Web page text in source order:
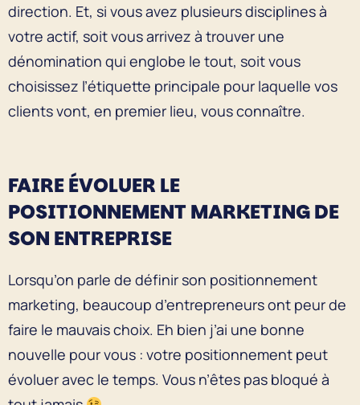
direction. Et, si vous avez plusieurs disciplines à
votre actif, soit vous arrivez à trouver une
dénomination qui englobe le tout, soit vous
choisissez l’étiquette principale pour laquelle vos
clients vont, en premier lieu, vous connaître.
FAIRE ÉVOLUER LE
POSITIONNEMENT MARKETING DE
SON ENTREPRISE
Lorsqu’on parle de définir son positionnement
marketing, beaucoup d’entrepreneurs ont peur de
faire le mauvais choix. Eh bien j’ai une bonne
nouvelle pour vous : votre positionnement peut
évoluer avec le temps. Vous n’êtes pas bloqué à